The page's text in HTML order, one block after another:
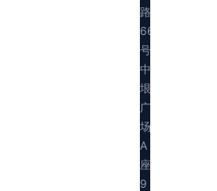
路
669
号
中
垠
广
场
A
座
9